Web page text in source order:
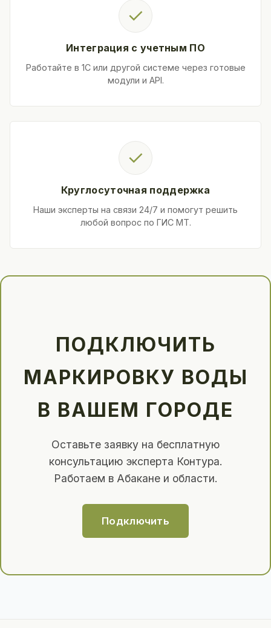
✓
Интеграция с учетным ПО
Работайте в 1С или другой системе через готовые
модули и API.
✓
Круглосуточная поддержка
Наши эксперты на связи 24/7 и помогут решить
любой вопрос по ГИС МТ.
ПОДКЛЮЧИТЬ
МАРКИРОВКУ ВОДЫ
В ВАШЕМ ГОРОДЕ
Оставьте заявку на бесплатную
консультацию эксперта Контура.
Работаем в Абакане и области.
Подключить